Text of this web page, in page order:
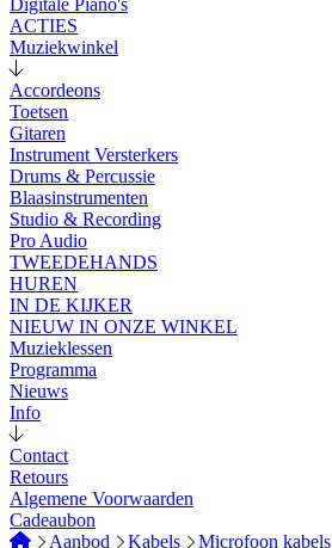
Digitale Piano's
ACTIES
Muziekwinkel
Accordeons
Toetsen
Gitaren
Instrument Versterkers
Drums & Percussie
Blaasinstrumenten
Studio & Recording
Pro Audio
TWEEDEHANDS
HUREN
IN DE KIJKER
NIEUW IN ONZE WINKEL
Muzieklessen
Programma
Nieuws
Info
Contact
Retours
Algemene Voorwaarden
Cadeaubon
Aanbod
Kabels Microfoon kabels